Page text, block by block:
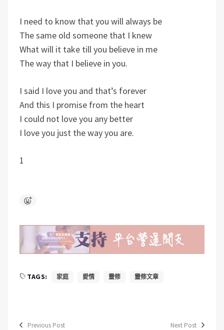
I need to know that you will always be
The same old someone that I knew
What will it take till you believe in me
The way that I believe in you.
I said I love you and that’s forever
And this I promise from the heart
I could not love you any better
I love you just the way you are.
1
TAGS: 家庭 愛情 靈修 靈修文章
Previous Post Next Post